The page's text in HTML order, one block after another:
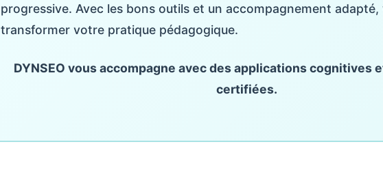
progressive. Avec les bons outils et un accompagnement adapté,
transformer votre pratique pédagogique.
DYNSEO vous accompagne avec des applications cognitives
certifiées.